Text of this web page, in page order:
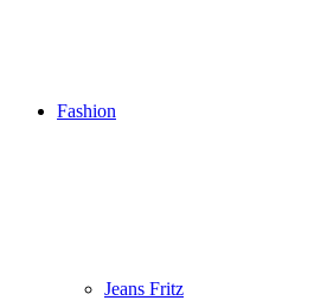
Fashion
Jeans Fritz